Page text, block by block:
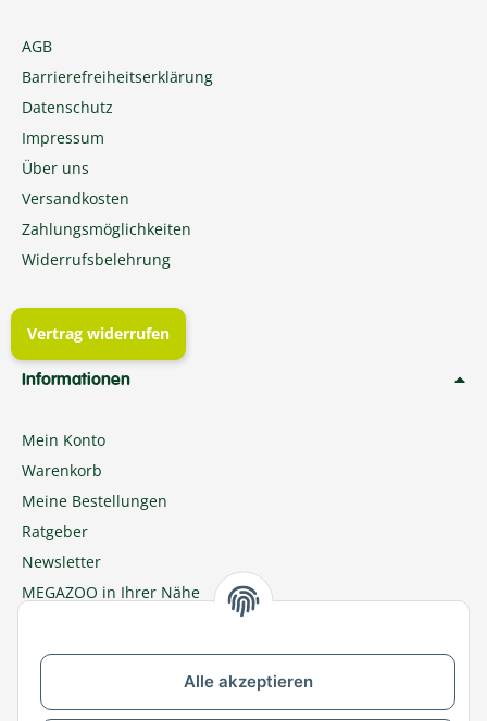
Alle akzeptieren
AGB
Barrierefreiheitserklärung
Datenschutz
Impressum
Über uns
Versandkosten
Zahlungsmöglichkeiten
Widerrufsbelehrung
Vertrag widerrufen
Informationen
Mein Konto
Warenkorb
Meine Bestellungen
Ratgeber
Newsletter
MEGAZOO in Ihrer Nähe
Zu MEGAZOO-nord.de wechseln
Versandpartner & Zahlungsmöglichkeiten